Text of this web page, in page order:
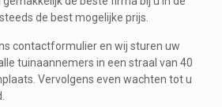
de best mogelijke prijs.
contactformulier en wij sturen uw
tuinaannemers in een straal van 40
Vervolgens even wachten tot u